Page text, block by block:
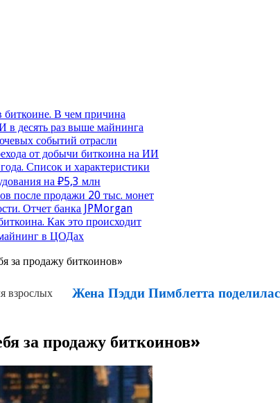
биткоине. В чем причина
в десять раз выше майнинга
событий отрасли
от добычи биткоина на ИИ
Список и характеристики
на ₽5,3 млн
после продажи 20 тыс. монет
Отчет банка JPMorgan
Как это происходит
в ЦОДах
за продажу биткоинов»
Жена Пэдди Пимблетта
за продажу биткоинов»